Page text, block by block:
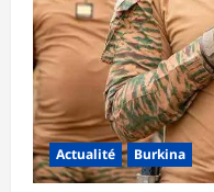
Actualité Burkina